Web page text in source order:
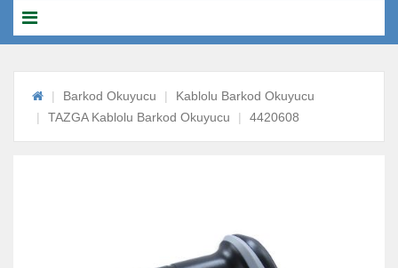
Barkod Okuyucu
Kablolu Barkod Okuyucu
TAZGA Kablolu Barkod Okuyucu
4420608